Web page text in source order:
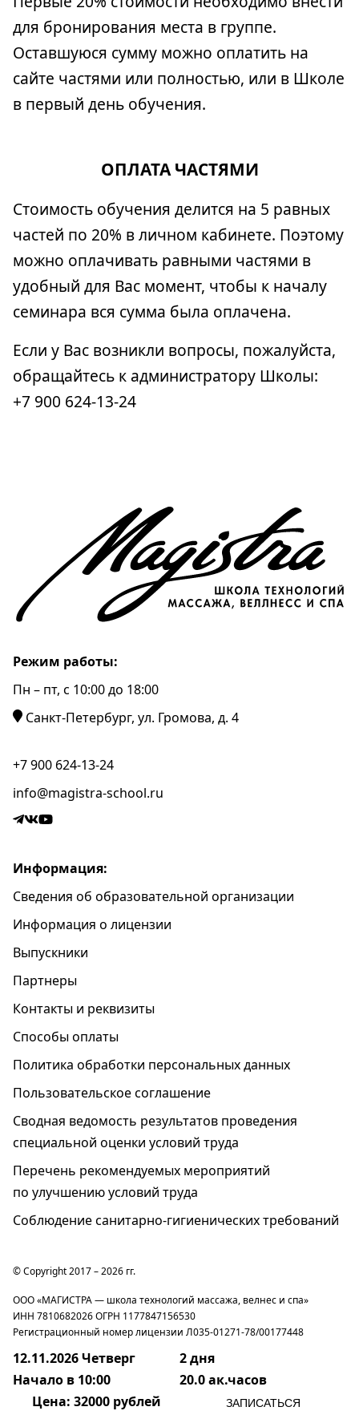
12.11.2026 Четверг
Начало в 10:00
2 дня
20.0 ак.часов
Цена: 32000 рублей ЗАПИСАТЬСЯ
для бронирования места в группе.
Оставшуюся сумму можно оплатить на
сайте частями или полностью, или в Школе
в первый день обучения.
ОПЛАТА ЧАСТЯМИ
Стоимость обучения делится на 5 равных
частей по 20% в личном кабинете. Поэтому
можно оплачивать равными частями в
удобный для Вас момент, чтобы к началу
семинара вся сумма была оплачена.
Если у Вас возникли вопросы, пожалуйста,
обращайтесь к администратору Школы:
+7 900 624-13-24
Режим работы:
Пн – пт, c 10:00 до 18:00
Санкт-Петербург, ул. Громова, д. 4
+7 900 624-13-24
info@magistra-school.ru
Информация:
Сведения об образовательной организации
Информация о лицензии
Выпускники
Партнеры
Контакты и реквизиты
Способы оплаты
Политика обработки персональных данных
Пользовательское соглашение
Cводная ведомость результатов проведения
специальной оценки условий труда
Перечень рекомендуемых мероприятий
по улучшению условий труда
Соблюдение санитарно-гигиенических требований
© Copyright 2017 – 2026 гг.
ООО «МАГИСТРА — школа технологий массажа, велнес и спа»
ИНН 7810682026 ОГРН 1177847156530
Регистрационный номер лицензии Л035-01271-78/00177448